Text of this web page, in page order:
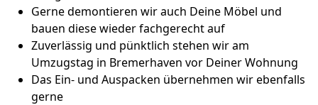
Gerne demontieren wir auch Deine Möbel und
bauen diese wieder fachgerecht auf
Zuverlässig und pünktlich stehen wir am
Umzugstag in Bremer­haven vor Deiner Wohnung
Das Ein- und Auspacken übernehmen wir ebenfalls
gerne